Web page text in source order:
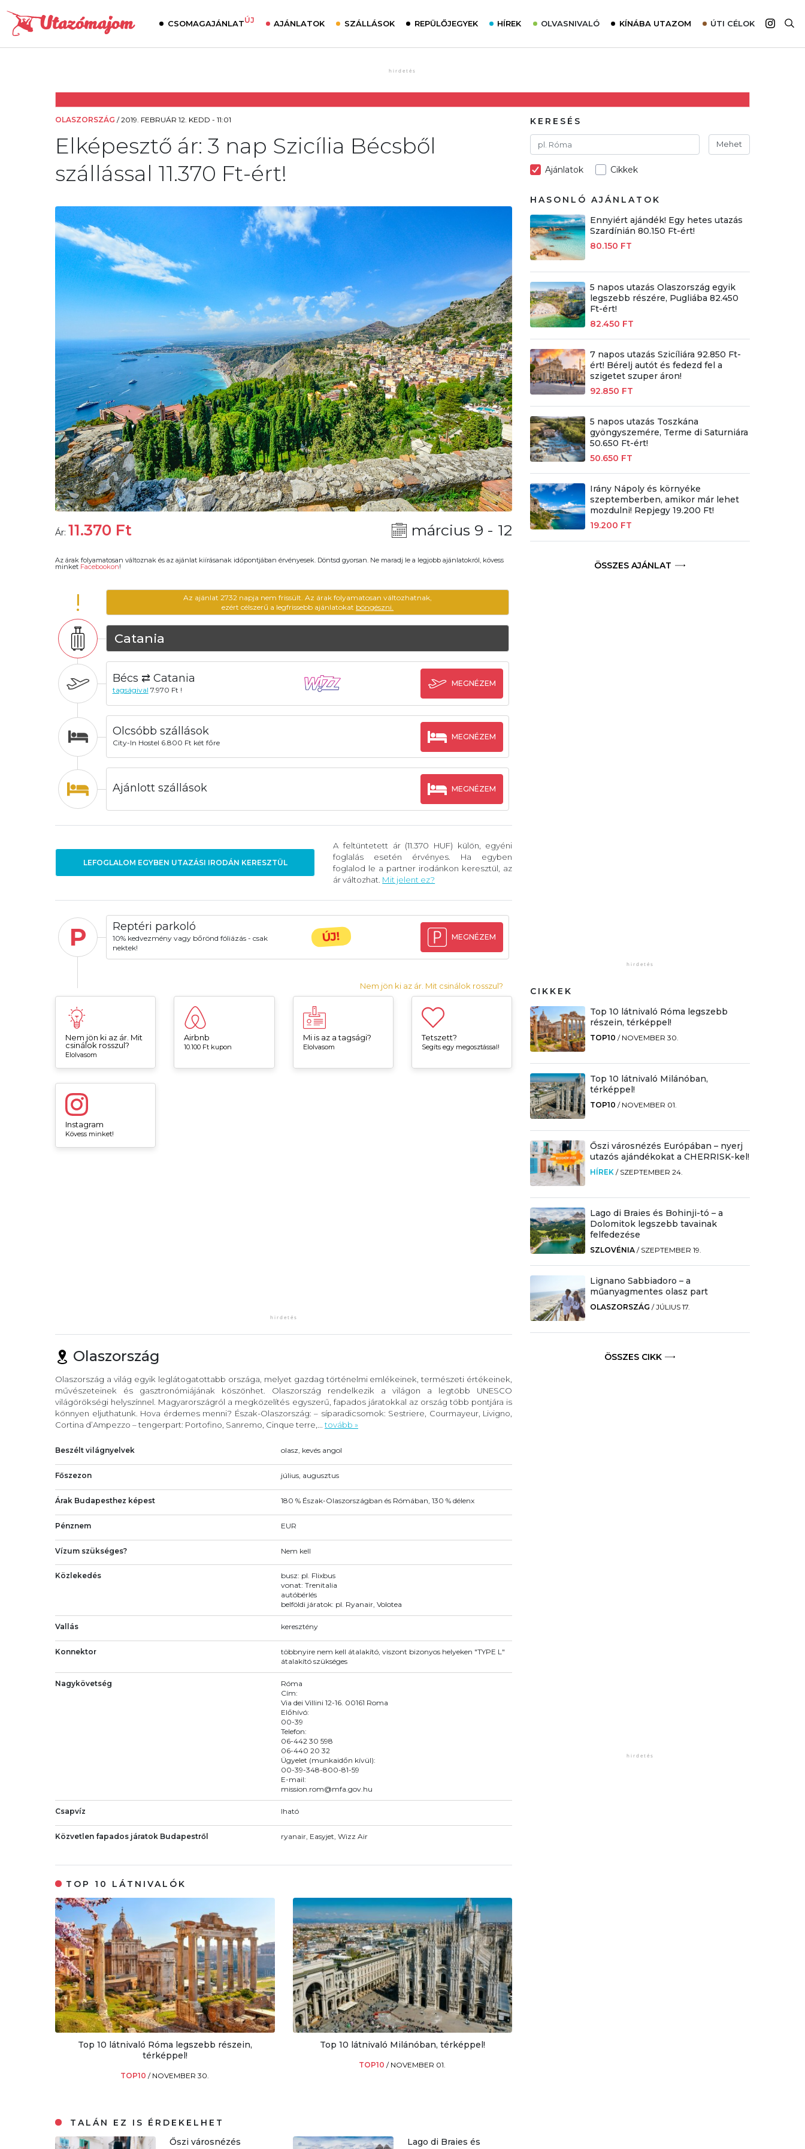
CSOMAGAJÁNLATÚJ AJÁNLATOK SZÁLLÁSOK REPÜLŐJEGYEK HÍREK OLVASNIVALÓ
Utazómajom – CitySIM kártya a világutazóknak
Élménybeszámolók
Szállodalátogatás
Sajtómegjelenések
KÍNÁBA UTAZOM ÚTI CÉLOK
Afrika
OLASZORSZÁG /2019. FEBRUÁR 12. KEDD - 11:01
Elképesztő ár: 3 nap Szicília Bécsből
szállással 11.370 Ft-ért!
Ár: 11.370 Ft március 9 - 12
Az árak folyamatosan változnak és az ajánlat kiírásanak időpontjában érvényesek. Döntsd gyorsan. Ne maradj le a legjobb ajánlatokról, kövess
minket Facebookon!
!
Az ajánlat 2732 napja nem frissült. Az árak folyamatosan változhatnak,
ezért célszerű a legfrissebb ajánlatokat böngészni.
Catania
Bécs ⇄ Catania
tagságival 7.970 Ft !
MEGNÉZEM
Olcsóbb szállások
City-In Hostel 6.800 Ft két főre
MEGNÉZEM
Ajánlott szállások MEGNÉZEM
LEFOGLALOM EGYBEN UTAZÁSI IRODÁN KERESZTÜL
A feltüntetett ár (11.370 HUF) külön, egyéni
foglalás esetén érvényes. Ha egyben
foglalod le a partner irodánkon keresztül, az
ár változhat. Mit jelent ez?
P Reptéri parkoló
10% kedvezmény vagy bőrönd fóliázás - csak
nektek!
ÚJ! MEGNÉZEM
Nem jön ki az ár. Mit csinálok rosszul?
Nem jön ki az ár. Mit
csinálok rosszul?
Elolvasom
Airbnb
10.100 Ft kupon
Mi is az a tagsági?
Elolvasom
Tetszett?
Segíts egy megosztással!
Instagram
Kövess minket!
Olaszország
Olaszország a világ egyik leglátogatottabb országa, melyet gazdag történelmi emlékeinek, természeti értékeinek,
művészeteinek és gasztronómiájának köszönhet. Olaszország rendelkezik a világon a legtöbb UNESCO
világörökségi helyszínnel. Magyarországról a megközelítés egyszerű, fapados járatokkal az ország több pontjára is
könnyen eljuthatunk. Hova érdemes menni? Észak-Olaszország: – síparadicsomok: Sestriere, Courmayeur, Livigno,
Cortina d’Ampezzo – tengerpart: Portofino, Sanremo, Cinque terre,... tovább »
Beszélt világnyelvek olasz, kevés angol
Főszezon július, augusztus
Árak Budapesthez képest 180 % Észak-Olaszországban és Rómában, 130 % délenx
Pénznem EUR
Vízum szükséges? Nem kell
Közlekedés
busz: pl. Flixbus
vonat: Trenitalia
autóbérlés
belföldi járatok: pl. Ryanair, Volotea
Vallás keresztény
Konnektor
többnyire nem kell átalakító, viszont bizonyos helyeken "TYPE L"
átalakító szükséges
Nagykövetség
Róma
Cím:
Via dei Villini 12-16. 00161 Roma
Előhívó:
00-39
Telefon:
06-442 30 598
06-440 20 32
Ügyelet (munkaidőn kívül):
00-39-348-800-81-59
E-mail:
mission.rom@mfa.gov.hu
Csapvíz Iható
Közvetlen fapados járatok Budapestről ryanair, Easyjet, Wizz Air
TOP 10 LÁTNIVALÓK
Top 10 látnivaló Róma legszebb részein,
térképpel!
TOP10/ NOVEMBER 30.
Top 10 látnivaló Milánóban, térképpel!
TOP10/ NOVEMBER 01.
TALÁN EZ IS ÉRDEKELHET
Őszi városnézés
Lago di Braies és
KERESÉS
Mehet
Ajánlatok Cikkek
HASONLÓ AJÁNLATOK
Ennyiért ajándék! Egy hetes utazás
Szardínián 80.150 Ft-ért!
80.150 FT
5 napos utazás Olaszország egyik
legszebb részére, Pugliába 82.450
Ft-ért!
82.450 FT
7 napos utazás Szicíliára 92.850 Ft-
ért! Bérelj autót és fedezd fel a
szigetet szuper áron!
92.850 FT
5 napos utazás Toszkána
gyöngyszemére, Terme di Saturniára
50.650 Ft-ért!
50.650 FT
Irány Nápoly és környéke
szeptemberben, amikor már lehet
mozdulni! Repjegy 19.200 Ft!
19.200 FT
ÖSSZES AJÁNLAT
CIKKEK
Top 10 látnivaló Róma legszebb
részein, térképpel!
TOP10 / NOVEMBER 30.
Top 10 látnivaló Milánóban,
térképpel!
TOP10 / NOVEMBER 01.
Őszi városnézés Európában – nyerj
utazós ajándékokat a CHERRISK-kel!
HÍREK / SZEPTEMBER 24.
Lago di Braies és Bohinji-tó – a
Dolomitok legszebb tavainak
felfedezése
SZLOVÉNIA / SZEPTEMBER 19.
Lignano Sabbiadoro – a
műanyagmentes olasz part
OLASZORSZÁG /JÚLIUS 17.
ÖSSZES CIKK